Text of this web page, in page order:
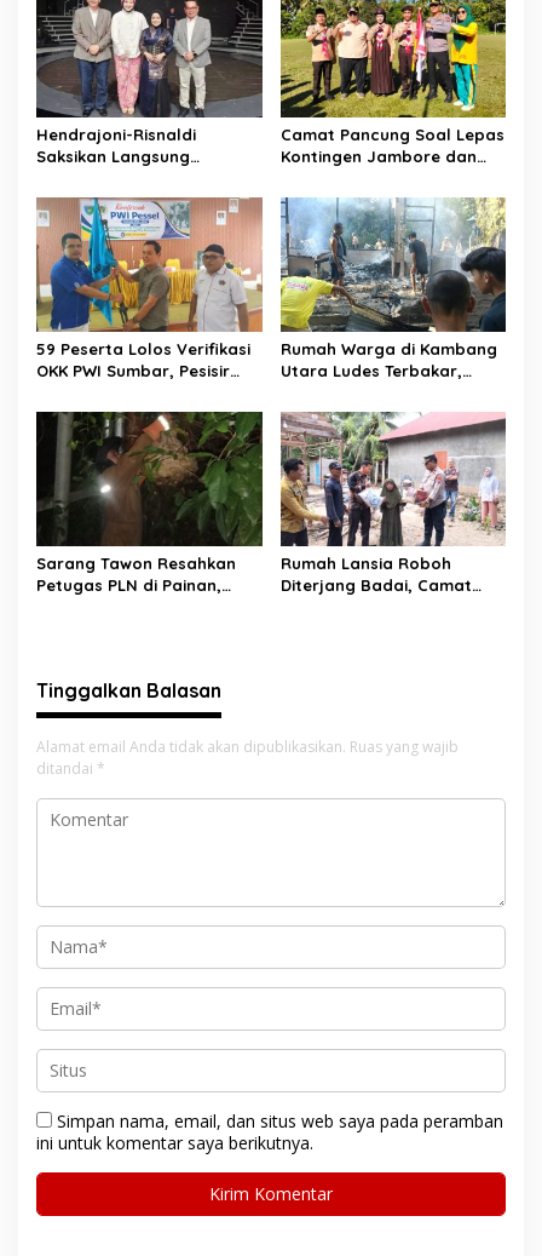
i
p
o
s
Hendrajoni-Risnaldi
Saksikan Langsung
Jakarta, Panggung
D’Academy 8 Menggelegar!
Camat Pancung Soal Lepas
Kontingen Jambore dan
kepada Peserta
59 Peserta Lolos Verifikasi
OKK PWI Sumbar, Pesisir
11 Peserta
Rumah Warga di Kambang
Utara Ludes Terbakar,
Jembatan Gantung
Sarang Tawon Resahkan
Petugas PLN di Painan,
Rumah Lansia Roboh
Diterjang Badai, Camat
Tinggalkan Balasan
Alamat email Anda tidak akan dipublikasikan. Ruas yang wajib
ditandai *
Simpan nama, email, dan situs web saya pada peramban
ini untuk komentar saya berikutnya.